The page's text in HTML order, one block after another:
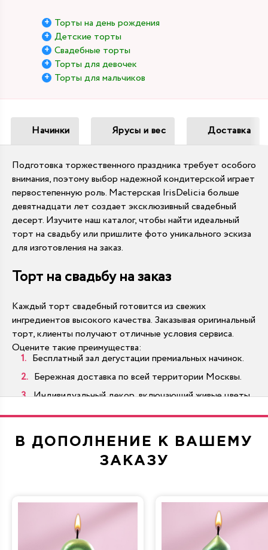
Торты на день рождения
Детские торты
Свадебные торты
Торты для девочек
Торты для мальчиков
Начинки Ярусы и вес Доставка
Подготовка торжественного праздника требует особого
внимания, поэтому выбор надежной кондитерской играет
первостепенную роль. Мастерская IrisDelicia больше
девятнадцати лет создает эксклюзивный свадебный
десерт. Изучите наш каталог, чтобы найти идеальный
торт на свадьбу или пришлите фото уникального эскиза
для изготовления на заказ.
Торт на свадьбу на заказ
Каждый торт свадебный готовится из свежих
ингредиентов высокого качества. Заказывая оригинальный
торт, клиенты получают отличные условия сервиса.
Оцените такие преимущества:
Бесплатный зал дегустации премиальных начинок.
Бережная доставка по всей территории Москвы.
Индивидуальный декор, включающий живые цветы.
Масштабы от миниатюрных десертов до тяжелых
Многоярусные варианты производятся по традиционным
стандартам на современном оборудовании.
В каталоге представлены разнообразные десерты,
которые украсят любой банкетный зал. Цены
начинаются от 990 рублей. Достаточно подобрать
В ДОПОЛНЕНИЕ К ВАШЕМУ
ЗАКАЗУ